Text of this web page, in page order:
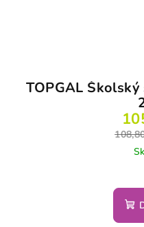
TOPGAL